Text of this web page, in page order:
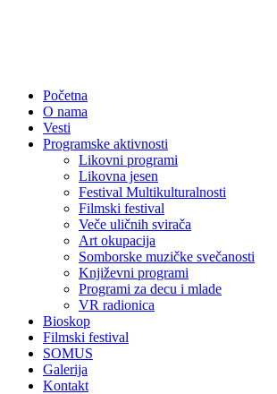
Početna
O nama
Vesti
Programske aktivnosti
Likovni programi
Likovna jesen
Festival Multikulturalnosti
Filmski festival
Veče uličnih svirača
Art okupacija
Somborske muzičke svečanosti
Književni programi
Programi za decu i mlade
VR radionica
Bioskop
Filmski festival
SOMUS
Galerija
Kontakt